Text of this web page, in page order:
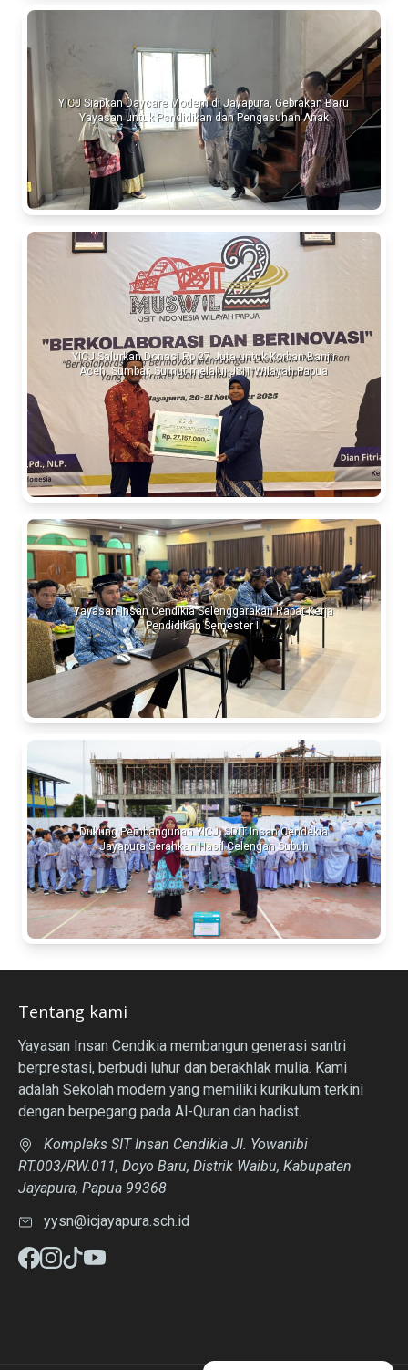
YICJ Siapkan Daycare Modern di Jayapura, Gebrakan Baru
Yayasan untuk Pendidikan dan Pengasuhan Anak
YICJ Salurkan Donasi Rp 27 Juta untuk Korban Banjir
Aceh, Sumbar, Sumut melalui JSIT Wilayah Papua
Yayasan Insan Cendikia Selenggarakan Rapat Kerja
Pendidikan Semester II
Dukung Pembangunan YICJ, SDIT Insan Cendekia
Jayapura Serahkan Hasil Celengan Subuh
Tentang kami
Yayasan Insan Cendikia membangun generasi santri
berprestasi, berbudi luhur dan berakhlak mulia. Kami
adalah Sekolah modern yang memiliki kurikulum terkini
dengan berpegang pada Al-Quran dan hadist.
Kompleks SIT Insan Cendikia Jl. Yowanibi
RT.003/RW.011, Doyo Baru, Distrik Waibu, Kabupaten
Jayapura, Papua 99368
yysn@icjayapura.sch.id